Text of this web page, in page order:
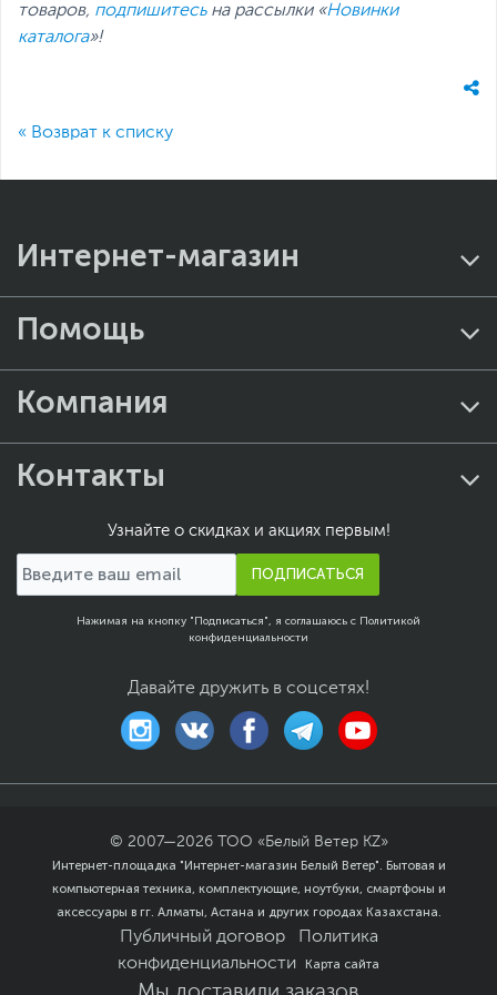
товаров, подпишитесьна рассылки «Новинки
каталога»!
« Возврат к списку
Интернет-магазин
Помощь
Компания
Контакты
Узнайте о скидках и акциях первым!
ПОДПИСАТЬСЯ
Нажимая на кнопку "Подписаться", я соглашаюсь с Политикой
конфиденциальности
Давайте дружить в соцсетях!
© 2007—2026 ТОО «Белый Ветер KZ»
Интернет-площадка "Интернет-магазин Белый Ветер". Бытовая и
компьютерная техника, комплектующие, ноутбуки, смартфоны и
аксессуары в гг. Алматы, Астана и других городах Казахстана.
Публичный договор
Политика
конфиденциальности
Карта сайта